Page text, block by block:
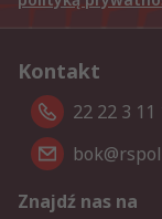
Kontakt
22 22 3 11
Znajdź nas na